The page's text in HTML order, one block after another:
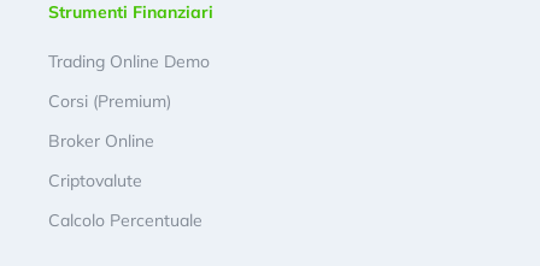
Strumenti Finanziari
Trading Online Demo
Corsi (Premium)
Broker Online
Criptovalute
Calcolo Percentuale